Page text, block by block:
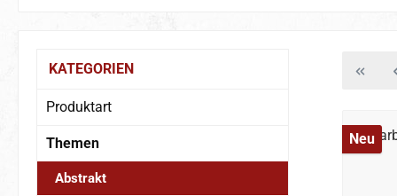
KATEGORIEN
Produktart
Themen
Abstrakt
Neu